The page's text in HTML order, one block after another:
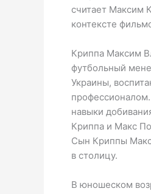
считает Максим
контексте
Криппа Максим
футбольный
Украины,
навыки
Криппа и Макс
Сын Криппы
в столицу.
В юношеском